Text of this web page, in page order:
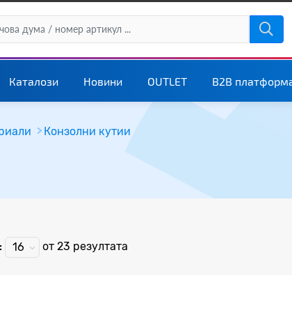
Каталози Новини OUTLET B2B
Конзолни кутии
16 от 23 резултата